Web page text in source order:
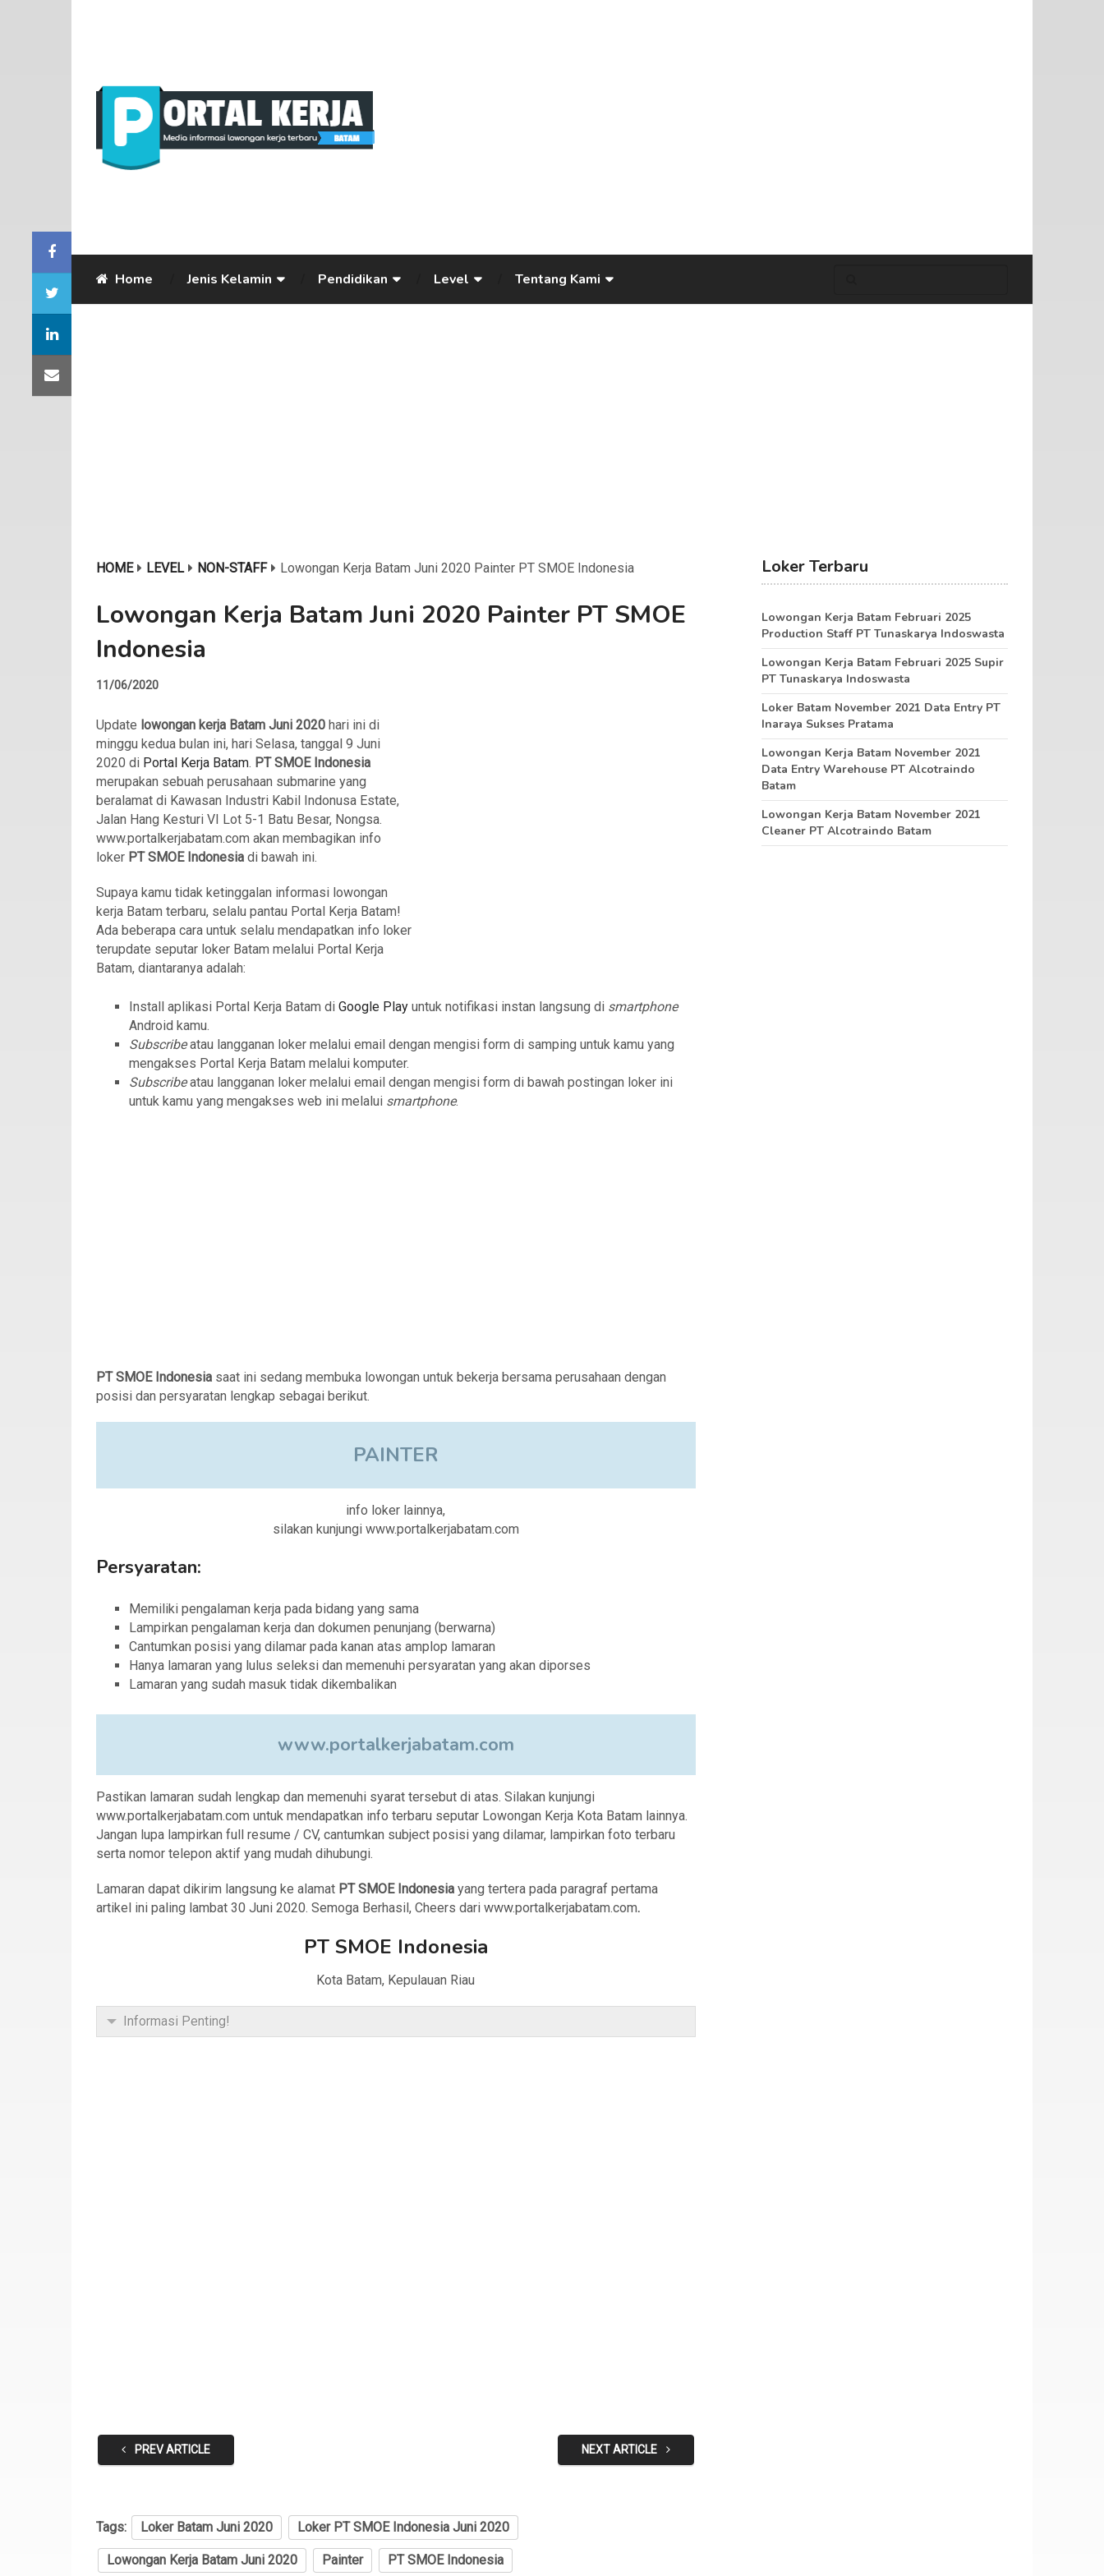
Home Jenis Kelamin Pendidikan Level Tentang Kami
HOME LEVEL NON-STAFF Lowongan Kerja Batam Juni 2020 Painter PT SMOE Indonesia
Lowongan Kerja Batam Juni 2020 Painter PT SMOE
Indonesia
11/06/2020
Update lowongan kerja Batam Juni 2020 hari ini di
minggu kedua bulan ini, hari Selasa, tanggal 9 Juni
2020 di Portal Kerja Batam. PT SMOE Indonesia
merupakan sebuah perusahaan submarine yang
beralamat di Kawasan Industri Kabil Indonusa Estate,
Jalan Hang Kesturi VI Lot 5-1 Batu Besar, Nongsa.
www.portalkerjabatam.com akan membagikan info
loker PT SMOE Indonesia di bawah ini.
Supaya kamu tidak ketinggalan informasi lowongan
kerja Batam terbaru, selalu pantau Portal Kerja Batam!
Ada beberapa cara untuk selalu mendapatkan info loker
terupdate seputar loker Batam melalui Portal Kerja
Batam, diantaranya adalah:
Install aplikasi Portal Kerja Batam di Google Play untuk notifikasi instan langsung di smartphone
Android kamu.
Subscribeatau langganan loker melalui email dengan mengisi form di samping untuk kamu yang
mengakses Portal Kerja Batam melalui komputer.
Subscribeatau langganan loker melalui email dengan mengisi form di bawah postingan loker ini
untuk kamu yang mengakses web ini melalui smartphone.
PT SMOE Indonesia saat ini sedang membuka lowongan untuk bekerja bersama perusahaan dengan
posisi dan persyaratan lengkap sebagai berikut.
PAINTER
info loker lainnya,
silakan kunjungi www.portalkerjabatam.com
Persyaratan:
Memiliki pengalaman kerja pada bidang yang sama
Lampirkan pengalaman kerja dan dokumen penunjang (berwarna)
Cantumkan posisi yang dilamar pada kanan atas amplop lamaran
Hanya lamaran yang lulus seleksi dan memenuhi persyaratan yang akan diporses
Lamaran yang sudah masuk tidak dikembalikan
www.portalkerjabatam.com
Pastikan lamaran sudah lengkap dan memenuhi syarat tersebut di atas. Silakan kunjungi
www.portalkerjabatam.com untuk mendapatkan info terbaru seputar Lowongan Kerja Kota Batam lainnya.
Jangan lupa lampirkan full resume / CV, cantumkan subject posisi yang dilamar, lampirkan foto terbaru
serta nomor telepon aktif yang mudah dihubungi.
Lamaran dapat dikirim langsung ke alamat PT SMOE Indonesia yang tertera pada paragraf pertama
artikel ini paling lambat 30 Juni 2020. Semoga Berhasil, Cheers dari www.portalkerjabatam.com.
PT SMOE Indonesia
Kota Batam, Kepulauan Riau
Informasi Penting!
PREV ARTICLE NEXT ARTICLE
Tags: Loker Batam Juni 2020 Loker PT SMOE Indonesia Juni 2020
Lowongan Kerja Batam Juni 2020 Painter PT SMOE Indonesia
Loker Terbaru
Lowongan Kerja Batam Februari 2025
Production Staff PT Tunaskarya Indoswasta
Lowongan Kerja Batam Februari 2025 Supir
PT Tunaskarya Indoswasta
Loker Batam November 2021 Data Entry PT
Inaraya Sukses Pratama
Lowongan Kerja Batam November 2021
Data Entry Warehouse PT Alcotraindo
Batam
Lowongan Kerja Batam November 2021
Cleaner PT Alcotraindo Batam